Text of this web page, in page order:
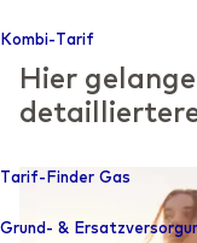
Kombi-Tarif
Tarif-Finder Gas
Grund- &
Hier